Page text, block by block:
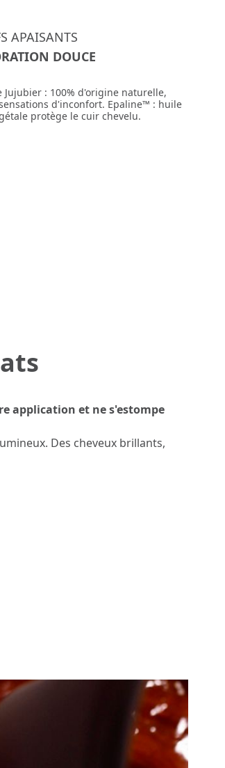
APAISANTS
DOUCE
Jujubier : 100% d'origine naturelle,
d'inconfort. Epaline™ : huile
protège le cuir chevelu.
application et ne s'estompe
Des cheveux brillants,